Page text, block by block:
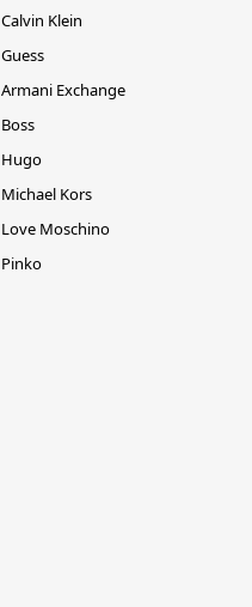
Calvin Klein
Guess
Armani Exchange
Boss
Hugo
Michael Kors
Love Moschino
Pinko